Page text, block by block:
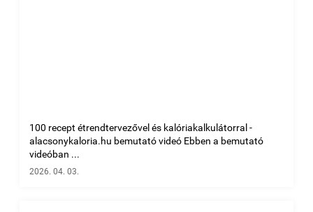
100 recept étrendtervezővel és kalóriakalkulátorral -
alacsonykaloria.hu bemutató videó Ebben a bemutató
videóban ...
2026. 04. 03.